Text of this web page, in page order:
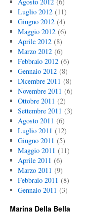
Luglio 2012(11)
Giugno 2012(4)
Maggio 2012(6)
Aprile 2012(8)
Marzo 2012(6)
Febbraio 2012(6)
Gennaio 2012(8)
Dicembre 2011 (8)
Novembre 2011 (6)
Ottobre 2011 (2)
Settembre 2011 (3)
Agosto 2011 (6)
Luglio 2011 (12)
Giugno 2011 (5)
Maggio 2011 (11)
Aprile 2011 (6)
Marzo 2011 (9)
Febbraio 2011 (8)
Gennaio 2011 (3)
Marina Della Bella